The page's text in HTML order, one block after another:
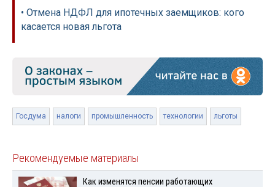
• Отмена НДФЛ для ипотечных заемщиков: кого
касается новая льгота
Госдума налоги промышленность технологии льготы
Рекомендуемые материалы
Как изменятся пенсии работающих